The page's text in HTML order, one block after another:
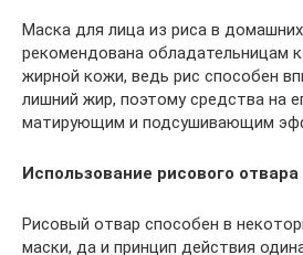
Маска для лица из риса в
рекомендована обладательницам
жирной кожи, ведь рис способен
лишний жир, поэтому средства на
матирующим и подсушивающим
Использование рисового отвара
Рисовый отвар способен в
маски, да и принцип действия